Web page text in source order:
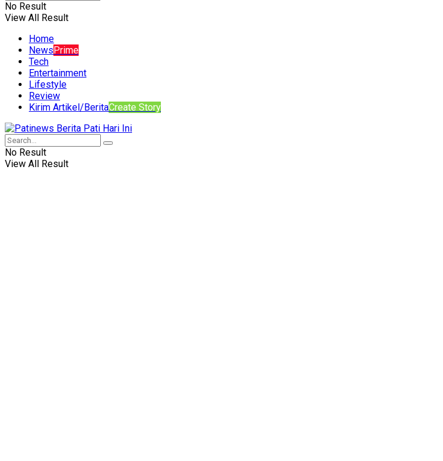
No Result
View All Result
Home
NewsPrime
Tech
Entertainment
Lifestyle
Review
Kirim Artikel/BeritaCreate Story
No Result
View All Result